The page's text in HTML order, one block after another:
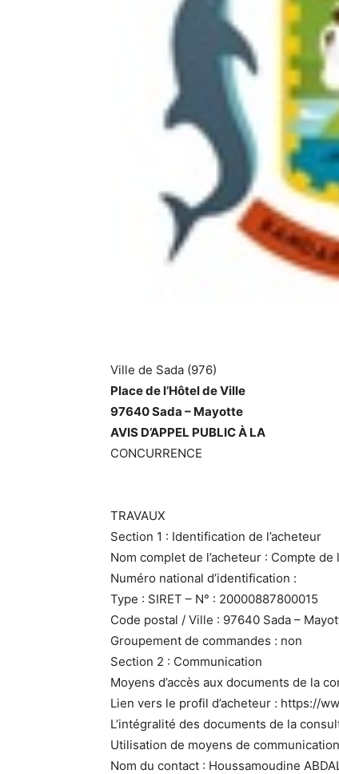
Ville de Sada (976)
Place de l’Hôtel de Ville
97640 Sada – Mayotte
AVIS D’APPEL PUBLIC À LA
CONCURRENCE
TRAVAUX
Section 1 : Identification de l’acheteur
Nom complet de l’acheteur : Compte
Numéro national d’identification :
Type : SIRET – N° : 20000887800015
Code postal / Ville : 97640 Sada –
Groupement de commandes : non
Section 2 : Communication
Moyens d’accès aux documents de la
Lien vers le profil d’acheteur : https://
L’intégralité des documents de la
Utilisation de moyens de
Nom du contact : Houssamoudine